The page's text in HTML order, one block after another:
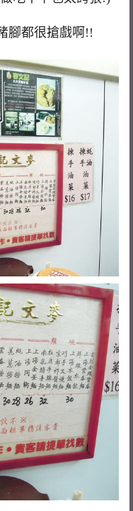
腳都很搶戲啊!!